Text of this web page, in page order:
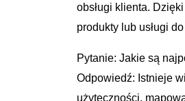
obsługi klienta.
​produkty ⁢lub usługi
Pytanie:⁣ Jakie są
Odpowiedź: Istnieje
użyteczności,